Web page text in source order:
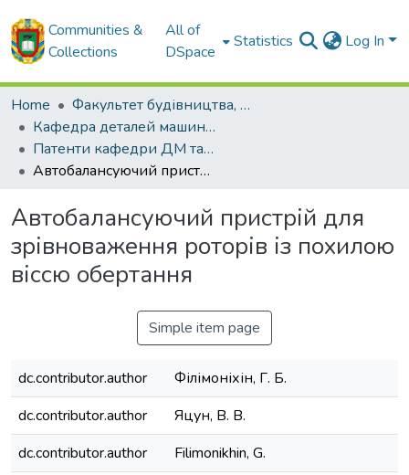
Communities &
Collections
All of
DSpace
Statistics Log In
Home
Факультет будівництва, транспорту та енергетики
Кафедра деталей машин та прикладної механіки
Патенти кафедри ДМ та ПМ
Автобалансуючий пристрій для зрівноваження роторів із похилою віссю обертання
Автобалансуючий пристрій для
зрівноваження роторів із похилою
віссю обертання
Simple item page
dc.contributor.author
Філімоніхін, Г. Б.
dc.contributor.author
Яцун, В. В.
dc.contributor.author
Filimonikhin, G.